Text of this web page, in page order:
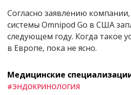
Согласно заявлению
системы Omnipod Go в США
следующем году. Когда такое
в Европе, пока не ясно.
Медицинские
#ЭНДОКРИНОЛОГИЯ